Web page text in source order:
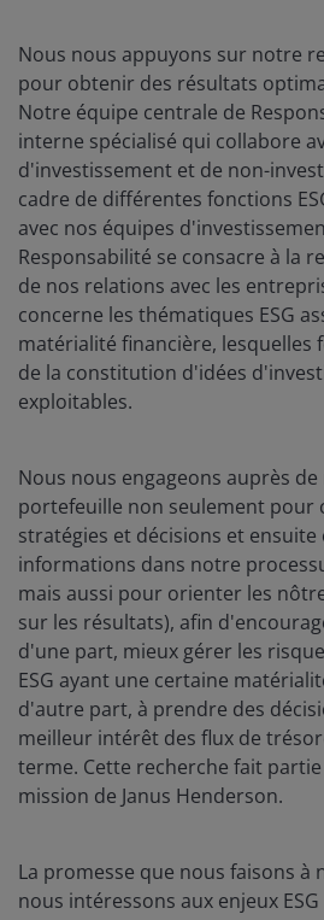
Nous nous appuyons sur notre
pour obtenir des résultats
Notre équipe centrale de
interne spécialisé qui collabore
d'investissement et de non-
cadre de différentes fonctions
avec nos équipes
Responsabilité se consacre à la
de nos relations avec les
concerne les thématiques ESG
matérialité financière,
de la constitution d'idées
exploitables.
Nous nous engageons auprès
portefeuille non seulement pour
stratégies et décisions et ensuite
informations dans notre
mais aussi pour orienter les
sur les résultats), afin
d'une part, mieux gérer les
ESG ayant une certaine
d'autre part, à prendre des
meilleur intérêt des flux de
terme. Cette recherche fait
mission de Janus Henderson.
La promesse que nous faisons à
nous intéressons aux enjeux